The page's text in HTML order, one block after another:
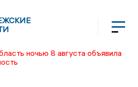
ночью 8 августа объявила